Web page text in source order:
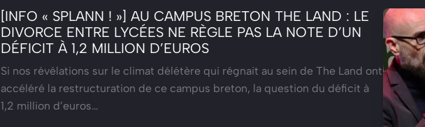
[INFO « SPLANN ! »] AU CAMPUS BRETON THE LAND : LE
DIVORCE ENTRE LYCÉES NE RÈGLE PAS LA NOTE D’UN
DÉFICIT À 1,2 MILLION D’EUROS
Si nos révélations sur le climat délétère qui régnait au sein de The Land ont
accéléré la restructuration de ce campus breton, la question du déficit à
1,2 million d’euros…